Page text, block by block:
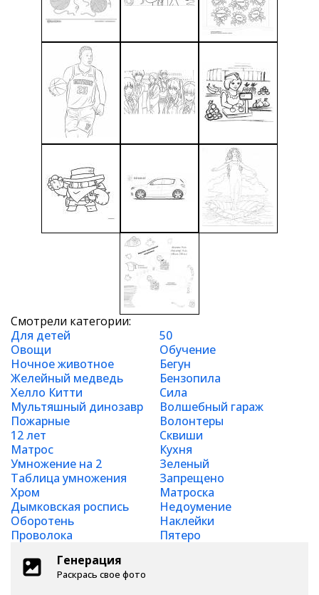
Смотрели категории:
Для детей
50
Овощи
Обучение
Ночное животное
Бегун
Желейный медведь
Бензопила
Хелло Китти
Сила
Мультяшный динозавр
Волшебный гараж
Пожарные
Волонтеры
12 лет
Сквиши
Матрос
Кухня
Умножение на 2
Зеленый
Таблица умножения
Запрещено
Хром
Матроска
Дымковская роспись
Недоумение
Оборотень
Наклейки
Проволока
Пятеро
Генерация
Раскрась свое фото